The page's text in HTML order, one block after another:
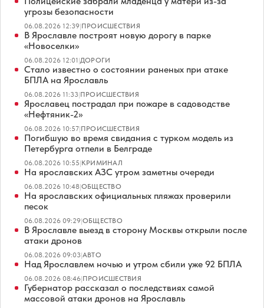
угрозы безопасности
06.08.2026 12:39|ПРОИСШЕСТВИЯ
В Ярославле построят новую дорогу в парке
«Новоселки»
06.08.2026 12:01|ДОРОГИ
Стало известно о состоянии раненых при атаке
БПЛА на Ярославль
06.08.2026 11:33|ПРОИСШЕСТВИЯ
Ярославец пострадал при пожаре в садоводстве
«Нефтяник-2»
06.08.2026 10:57|ПРОИСШЕСТВИЯ
Погибшую во время свидания с турком модель из
Петербурга отпели в Белграде
06.08.2026 10:55|КРИМИНАЛ
На ярославских АЗС утром заметны очереди
06.08.2026 10:48|ОБЩЕСТВО
На ярославских официальных пляжах проверили
песок
06.08.2026 09:29|ОБЩЕСТВО
В Ярославле выезд в сторону Москвы открыли после
атаки дронов
06.08.2026 09:03|АВТО
Над Ярославлем ночью и утром сбили уже 92 БПЛА
06.08.2026 08:46|ПРОИСШЕСТВИЯ
Губернатор рассказал о последствиях самой
массовой атаки дронов на Ярославль